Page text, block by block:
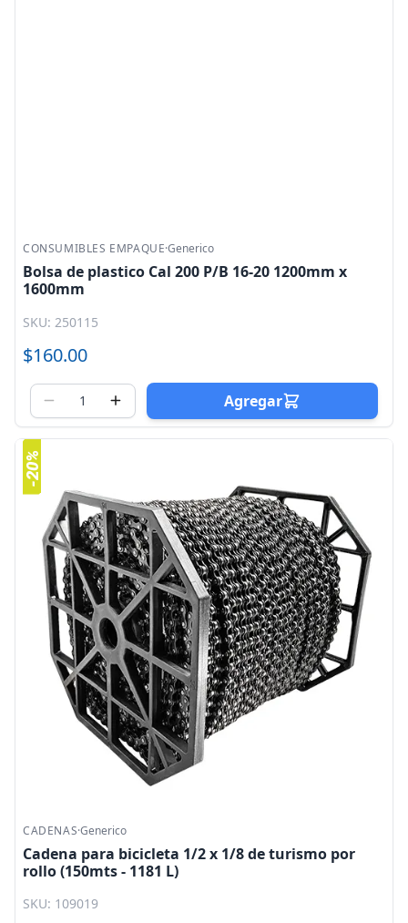
CONSUMIBLES EMPAQUE·Generico
Bolsa de plastico Cal 200 P/B 16-20 1200mm x
1600mm
SKU: 250115
$160.00
Agregar
CADENAS·Generico
Cadena para bicicleta 1/2 x 1/8 de turismo por
rollo (150mts - 1181 L)
SKU: 109019